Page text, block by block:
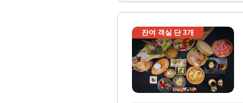
잔여 객실 단3개